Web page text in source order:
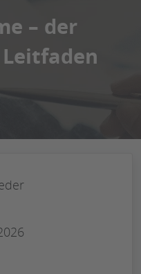
– der